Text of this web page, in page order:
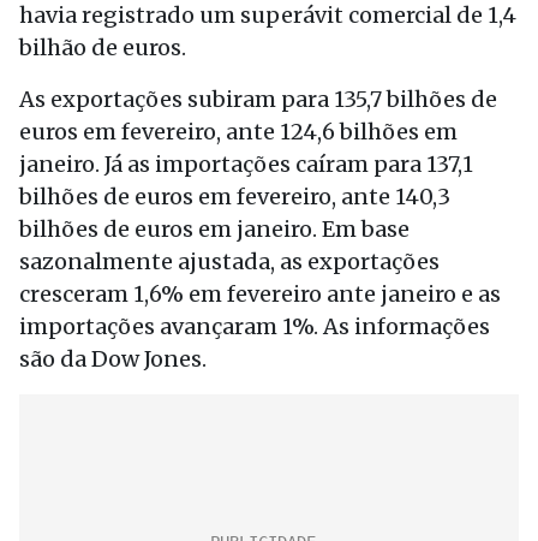
havia registrado um superávit comercial de 1,4
bilhão de euros.
As exportações subiram para 135,7 bilhões de
euros em fevereiro, ante 124,6 bilhões em
janeiro. Já as importações caíram para 137,1
bilhões de euros em fevereiro, ante 140,3
bilhões de euros em janeiro. Em base
sazonalmente ajustada, as exportações
cresceram 1,6% em fevereiro ante janeiro e as
importações avançaram 1%. As informações
são da Dow Jones.